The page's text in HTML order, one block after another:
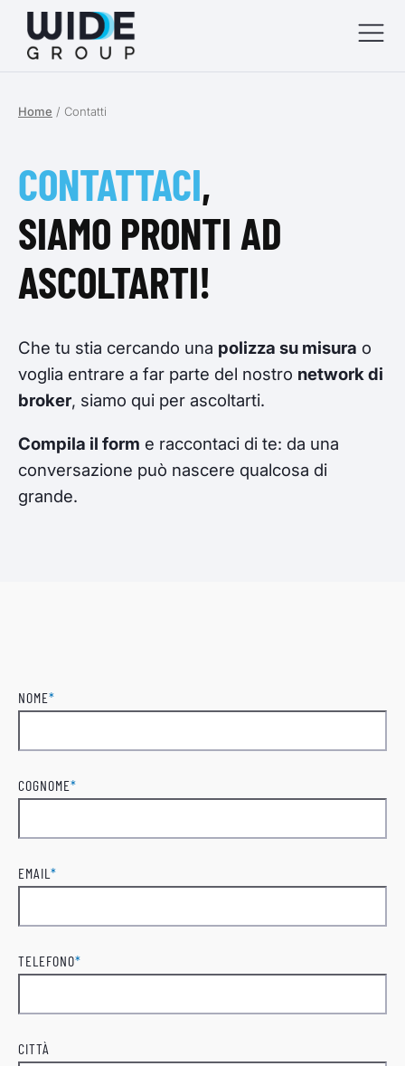
Home / Contatti
CONTATTACI,
SIAMO PRONTI AD
ASCOLTARTI!
Che tu stia cercando una polizza su misura o
voglia entrare a far parte del nostro network di
broker, siamo qui per ascoltarti.
Compila il form e raccontaci di te: da una
conversazione può nascere qualcosa di
grande.
NOME*
COGNOME*
EMAIL *
TELEFONO*
CITTÀ